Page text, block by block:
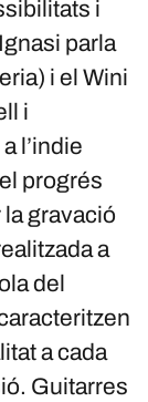
i
parla
i el Wini
i
l’indie
progrés
la gravació
a
del
a cada
Guitarres